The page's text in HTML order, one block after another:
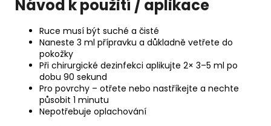
Návod k použití / aplikace
Ruce musí být suché a čisté
Naneste 3 ml přípravku a důkladně vetřete do
pokožky
Při chirurgické dezinfekci aplikujte 2× 3–5 ml po
dobu 90 sekund
Pro povrchy – otřete nebo nastříkejte a nechte
působit 1 minutu
Nepotřebuje oplachování